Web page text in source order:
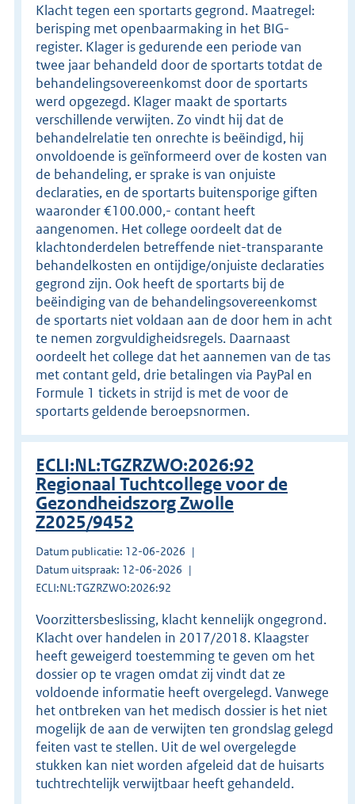
Klacht tegen een sportarts gegrond. Maatregel:
berisping met openbaarmaking in het BIG-
register. Klager is gedurende een periode van
twee jaar behandeld door de sportarts totdat de
behandelingsovereenkomst door de sportarts
werd opgezegd. Klager maakt de sportarts
verschillende verwijten. Zo vindt hij dat de
behandelrelatie ten onrechte is beëindigd, hij
onvoldoende is geïnformeerd over de kosten van
de behandeling, er sprake is van onjuiste
declaraties, en de sportarts buitensporige giften
waaronder €100.000,- contant heeft
aangenomen. Het college oordeelt dat de
klachtonderdelen betreffende niet-transparante
behandelkosten en ontijdige/onjuiste declaraties
gegrond zijn. Ook heeft de sportarts bij de
beëindiging van de behandelingsovereenkomst
de sportarts niet voldaan aan de door hem in acht
te nemen zorgvuldigheidsregels. Daarnaast
oordeelt het college dat het aannemen van de tas
met contant geld, drie betalingen via PayPal en
Formule 1 tickets in strijd is met de voor de
sportarts geldende beroepsnormen.
ECLI:NL:TGZRZWO:2026:92
Regionaal Tuchtcollege voor de
Gezondheidszorg Zwolle
Z2025/9452
Datum publicatie: 12-06-2026
Datum uitspraak: 12-06-2026
ECLI:NL:TGZRZWO:2026:92
Voorzittersbeslissing, klacht kennelijk ongegrond.
Klacht over handelen in 2017/2018. Klaagster
heeft geweigerd toestemming te geven om het
dossier op te vragen omdat zij vindt dat ze
voldoende informatie heeft overgelegd. Vanwege
het ontbreken van het medisch dossier is het niet
mogelijk de aan de verwijten ten grondslag gelegd
feiten vast te stellen. Uit de wel overgelegde
stukken kan niet worden afgeleid dat de huisarts
tuchtrechtelijk verwijtbaar heeft gehandeld.